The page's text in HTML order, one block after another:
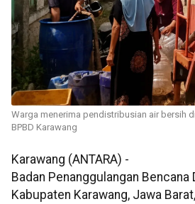
Warga menerima pendistribusian air bersih
BPBD Karawang
Karawang (ANTARA) -
Badan Penanggulangan Bencana
Kabupaten Karawang, Jawa